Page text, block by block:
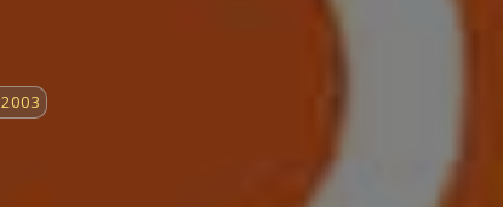
2003